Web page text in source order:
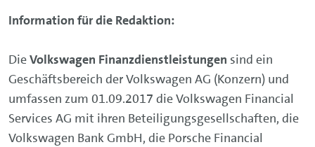
Information für die Redaktion:
DieVolkswagen Finanzdienstleistungen sind ein
Geschäftsbereich der Volkswagen AG (Konzern) und
umfassen zum 01.09.2017 die Volkswagen Financial
Services AG mit ihren Beteiligungsgesellschaften, die
Volkswagen Bank GmbH, die Porsche Financial